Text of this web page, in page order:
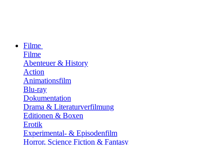
Filme
Filme
Abenteuer & History
Action
Animationsfilm
Blu-ray
Dokumentation
Drama & Literaturverfilmung
Editionen & Boxen
Erotik
Experimental- & Episodenfilm
Horror, Science Fiction & Fantasy